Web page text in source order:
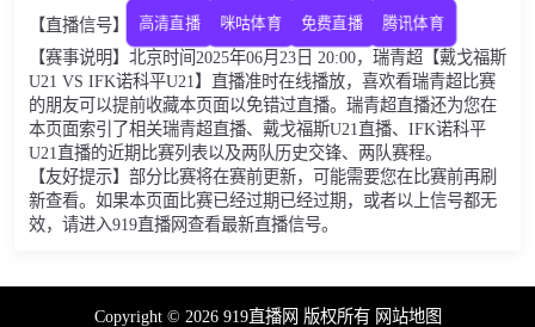
【直播信号】
高清直播 咪咕体育 免费直播 腾讯体育
【赛事说明】北京时间2025年06月23日 20:00，瑞青超【戴戈福斯
U21 VS IFK诺科平U21】直播准时在线播放，喜欢看瑞青超比赛
的朋友可以提前收藏本页面以免错过直播。瑞青超直播还为您在
本页面索引了相关瑞青超直播、戴戈福斯U21直播、IFK诺科平
U21直播的近期比赛列表以及两队历史交锋、两队赛程。
【友好提示】部分比赛将在赛前更新，可能需要您在比赛前再刷
新查看。如果本页面比赛已经过期已经过期，或者以上信号都无
效，请进入919直播网查看最新直播信号。
Copyright © 2026 919直播网 版权所有 网站地图